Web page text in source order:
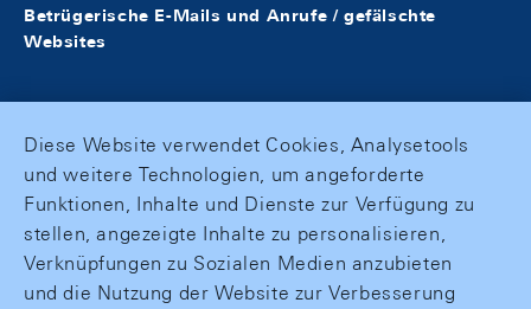
Betrügerische E-Mails und Anrufe / gefälschte
Websites
Diese Website verwendet Cookies, Analysetools
und weitere Technologien, um angeforderte
Funktionen, Inhalte und Dienste zur Verfügung zu
stellen, angezeigte Inhalte zu personalisieren,
Verknüpfungen zu Sozialen Medien anzubieten
und die Nutzung der Website zur Verbesserung